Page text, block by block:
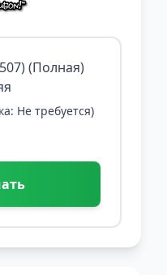
(Полная)
Не требуется)